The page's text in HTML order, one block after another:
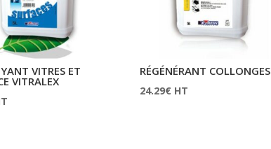
VITRES ET
VITRALEX
RÉGÉNÉRANT COLLONGES
24.29€ HT